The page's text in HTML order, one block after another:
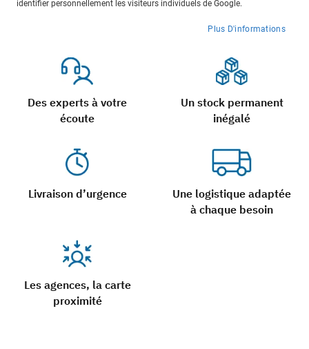
identifier personnellement les visiteurs individuels de Google.
Plus D'informations
Des experts à votre
écoute
Un stock permanent
inégalé
Livraison d’urgence
Une logistique adaptée
à chaque besoin
Les agences, la carte
proximité